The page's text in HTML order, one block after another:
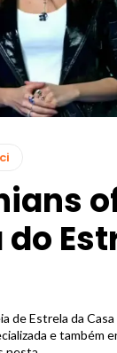
de Estrela da
e também